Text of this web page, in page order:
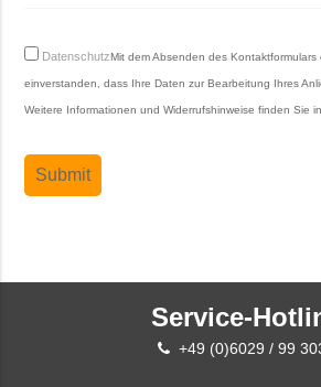
DatenschutzMit dem Absenden des Kontaktformulars
einverstanden, dass Ihre Daten zur Bearbeitung Ihres
Weitere Informationen und Widerrufshinweise finden Sie
Service-
+49 (0)6029 / 99